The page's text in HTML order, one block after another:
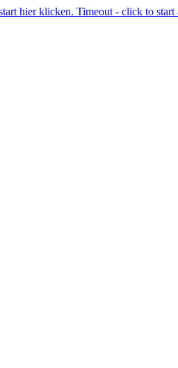
hier klicken. Timeout - click to start